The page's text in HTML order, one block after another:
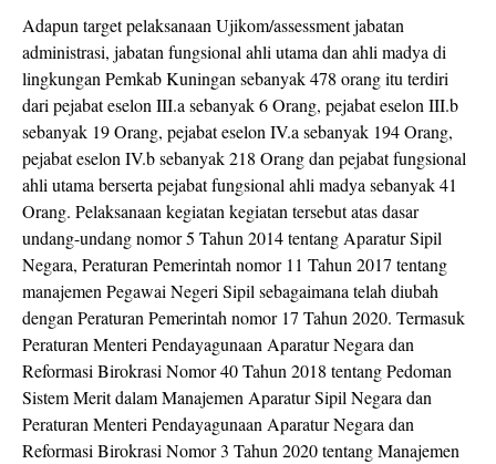
Adapun target pelaksanaan Ujikom/assessment jabatan
administrasi, jabatan fungsional ahli utama dan ahli madya di
lingkungan Pemkab Kuningan sebanyak 478 orang itu terdiri
dari pejabat eselon III.a sebanyak 6 Orang, pejabat eselon III.b
sebanyak 19 Orang, pejabat eselon IV.a sebanyak 194 Orang,
pejabat eselon IV.b sebanyak 218 Orang dan pejabat fungsional
ahli utama berserta pejabat fungsional ahli madya sebanyak 41
Orang. Pelaksanaan kegiatan kegiatan tersebut atas dasar
undang-undang nomor 5 Tahun 2014 tentang Aparatur Sipil
Negara, Peraturan Pemerintah nomor 11 Tahun 2017 tentang
manajemen Pegawai Negeri Sipil sebagaimana telah diubah
dengan Peraturan Pemerintah nomor 17 Tahun 2020. Termasuk
Peraturan Menteri Pendayagunaan Aparatur Negara dan
Reformasi Birokrasi Nomor 40 Tahun 2018 tentang Pedoman
Sistem Merit dalam Manajemen Aparatur Sipil Negara dan
Peraturan Menteri Pendayagunaan Aparatur Negara dan
Reformasi Birokrasi Nomor 3 Tahun 2020 tentang Manajemen